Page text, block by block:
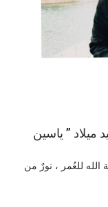
ميلاد ” ياسين
الله للعُمر ، نورٌ من